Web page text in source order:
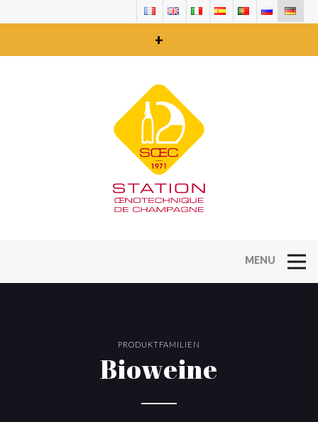
+
PRODUKTFAMILIEN
Bioweine